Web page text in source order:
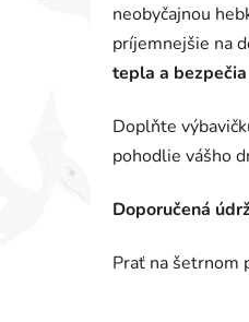
neobyčajnou
príjemnejšie na
tepla a
Doplňte
pohodlie vášho
Doporučená
Prať na šetrnom